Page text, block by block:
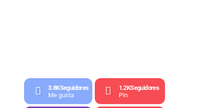
3.8KSeguidores
Me gusta
1.2KSeguidores
Pin